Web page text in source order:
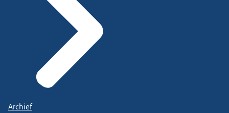
Archief